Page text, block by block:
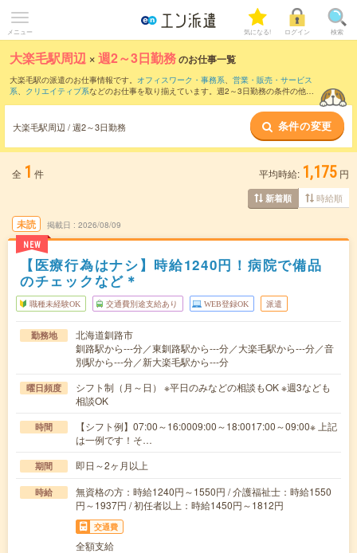
メニュー 気になる! ログイン 検索
大楽毛駅周辺 ×週2～3日勤務のお仕事一覧
大楽毛駅の派遣のお仕事情報です。 オフィスワーク・事務系、 営業・販売・サービス
系、 クリエイティブ系などのお仕事を取り揃えています。週2～3日勤務の条件の他
大楽毛駅周辺 / 週2～3日勤務 条件の変更
全 1 件 平均時給: 1,175 円
新着順 時給順
未読
NEW
掲載日 2026/08/09
【医療行為はナシ】時給1240円！病院で備品
のチェックなど＊
職種未経験OK 交通費別途支給あり WEB登録OK 派遣
勤務地
北海道釧路市
釧路駅から---分／東釧路駅から---分／大楽毛駅から---分／音
別駅から---分／新大楽毛駅から---分
曜日頻度
シフト制（月～日） ※平日のみなどの相談もOK ※週3なども
相談OK
時間
【シフト例】07:00～16:0009:00～18:0017:00～09:00※ 上記
は一例です！そ…
期間 即日～2ヶ月以上
時給
無資格の方：時給1240円～1550円 / 介護福祉士：時給1550
円～1937円 / 初任者以上：時給1450円～1812円
交通費
全額支給